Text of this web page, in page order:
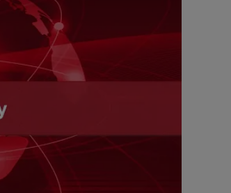
Updates - 16 April 2023